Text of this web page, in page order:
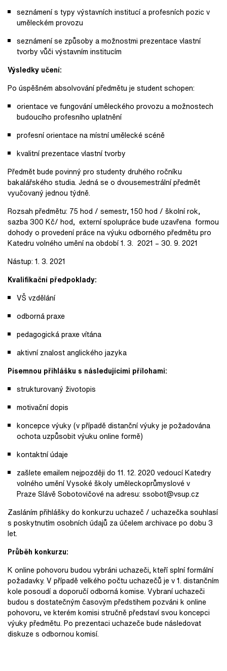
seznámení s typy výstavních institucí a profesních pozic v
uměleckém provozu
seznámení se způsoby a možnostmi prezentace vlastní
tvorby vůči výstavním institucím
Výsledky učení:
Po úspěšném absolvování předmětu je student schopen:
orientace ve fungování uměleckého provozu a možnostech
budoucího profesního uplatnění
profesní orientace na místní umělecké scéně
kvalitní prezentace vlastní tvorby
Předmět bude povinný pro studenty druhého ročníku
bakalářského studia. Jedná se o dvousemestrální předmět
vyučovaný jednou týdně.
Rozsah předmětu: 75 hod / semestr, 150 hod / školní rok,
sazba 300 Kč/ hod, externí spolupráce bude uzavřena formou
dohody o provedení práce na výuku odborného předmětu pro
Katedru volného umění na období 1. 3. 2021 – 30. 9. 2021
Nástup: 1. 3. 2021
Kvalifikační předpoklady:
VŠ vzdělání
odborná praxe
pedagogická praxe vítána
aktivní znalost anglického jazyka
Písemnou přihlášku s následujícími přílohami:
strukturovaný životopis
motivační dopis
koncepce výuky (v případě distanční výuky je požadována
ochota uzpůsobit výuku online formě)
kontaktní údaje
zašlete emailem nejpozději do 11. 12. 2020 vedoucí Katedry
volného umění Vysoké školy uměleckoprůmyslové v
Praze Slávě Sobotovičové na adresu: ssobot@vsup.cz
Zasláním přihlášky do konkurzu uchazeč / uchazečka souhlasí
s poskytnutím osobních údajů za účelem archivace po dobu 3
let.
Průběh konkurzu:
K online pohovoru budou vybráni uchazeči, kteří splní formální
požadavky. V případě velkého počtu uchazečů je v 1. distančním
kole posoudí a doporučí odborná komise. Vybraní uchazeči
budou s dostatečným časovým předstihem pozváni k online
pohovoru, ve kterém komisi stručně představí svou koncepci
výuky předmětu. Po prezentaci uchazeče bude následovat
diskuze s odbornou komisí.